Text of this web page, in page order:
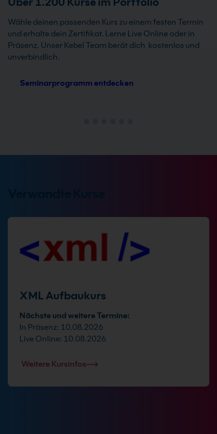
Wähle deinen passenden Kurs zu einem festen Termin
und erhalte dein Zertifikat. Lerne Live Online oder in
Präsenz. Unser Kebel Team berät dich kostenlos und
unverbindlich.
Seminarprogramm entdecken
XML Aufbaukurs
Nächste und weitere Termine:
In Präsenz: 10.08.2026
Live Online: 10.08.2026
Weitere Kursinfos